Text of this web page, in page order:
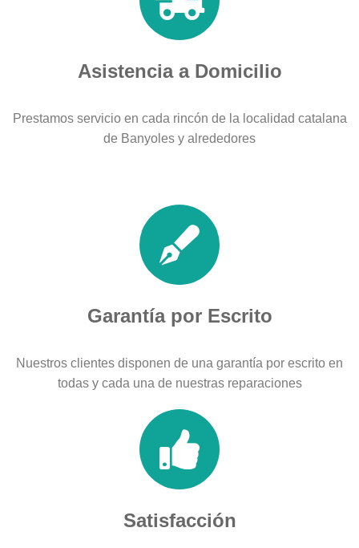
Asistencia a Domicilio
Prestamos servicio en cada rincón de la localidad catalana
de Banyoles y alrededores
Garantía por Escrito
Nuestros clientes disponen de una garantía por escrito en
todas y cada una de nuestras reparaciones
Satisfacción